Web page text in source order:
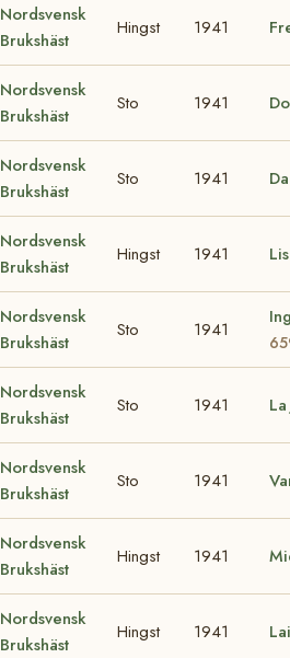
Nordsvensk
Brukshäst
Hingst 1941
Nordsvensk
Brukshäst
Sto 1941
Nordsvensk
Brukshäst
Sto 1941
Nordsvensk
Brukshäst
Hingst 1941
Nordsvensk
Brukshäst
Sto 1941
Nordsvensk
Brukshäst
Sto 1941
Nordsvensk
Brukshäst
Sto 1941
Nordsvensk
Brukshäst
Hingst 1941
Nordsvensk
Brukshäst
Hingst 1941